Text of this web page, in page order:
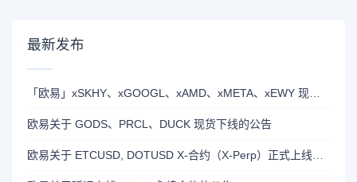
最新发布
欧易关于 GODS、PRCL、DUCK 现货下线的公告